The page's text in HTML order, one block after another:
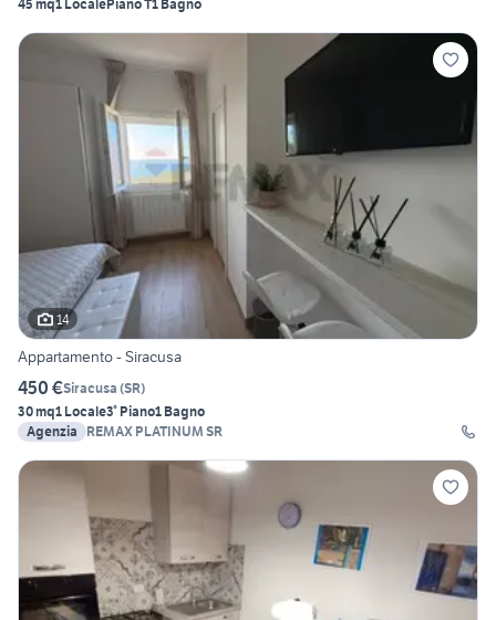
45 mq1 LocalePiano T1 Bagno
14
Appartamento - Siracusa
450 €Siracusa (SR)
30 mq1 Locale3° Piano1 Bagno
Agenzia
REMAX PLATINUM SR